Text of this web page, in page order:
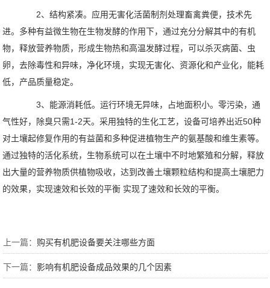
2、结构紧凑。应用无害化活菌制剂处理畜禽粪便，技术先
进。多种有益微生物在生物发酵的作用下，通过充分分解其中的有机
物，释放营养物质，形成生物热和高温发酵过程，可以杀灭病菌、虫
卵，去除毒性和异味，净化环境，实现无害化、资源化和产业化，能耗
低，产品质量稳定。
3、能源消耗低。运行环境无异味，占地面积小。零污染，通
气性好，除臭只需1-2天。采用独特的生化工艺，设备可培养出近50种
对土壤起修复作用的有益菌和多种促进植物生产的氨基酸和维生素等。
通过独特的活化系统，生物系统可以在土壤中不时地繁殖和分解，释放
出大量的营养物质供植物吸收，达到改善土壤颗粒结构和提高土壤肥力
的效果，实现速效和长效的平衡 实现了速效和长效的平衡。
上一篇： 购买有机肥设备要关注哪些方面
下一篇： 影响有机肥设备成品效果的几个因素